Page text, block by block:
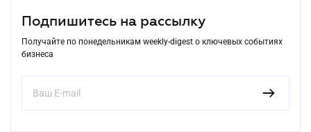
Подпишитесь на рассылку
Получайте по понедельникам weekly-digest о ключевых событиях
бизнеса